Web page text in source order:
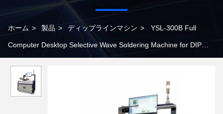
ホーム > 製品 > ディップラインマシン > YSL-300B Full
Computer Desktop Selective Wave Soldering Machine for DIP